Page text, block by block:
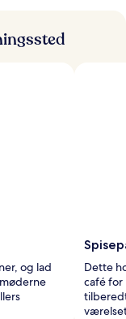
og lad
Dette
café for